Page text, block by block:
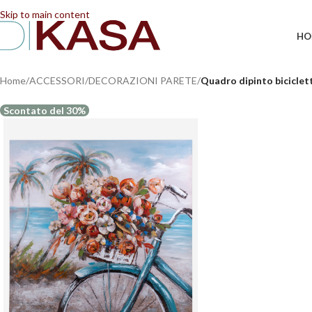
Skip to main content
Home/ACCESSORI/DECORAZIONI PARETE/Quadro dipinto
Scontato del 30%